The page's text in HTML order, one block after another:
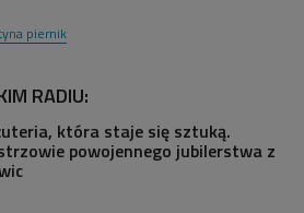
piernik
RADIU:
która staje się sztuką.
powojennego jubilerstwa z